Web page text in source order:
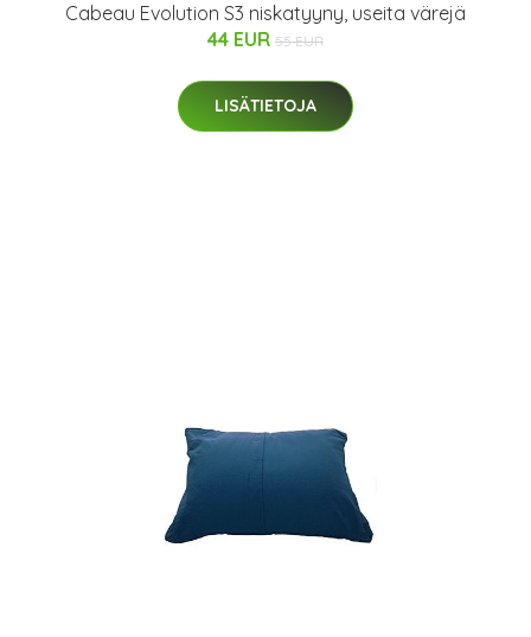
Cabeau Evolution S3 niskatyyny, useita värejä
44 EUR 55 EUR
LISÄTIETOJA